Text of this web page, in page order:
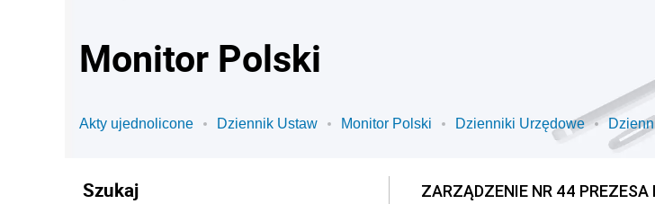
Monitor Polski
Akty ujednolicone Dziennik Ustaw Monitor Polski Dzienniki Urzędowe
Szukaj
ZARZĄDZENIE NR 44